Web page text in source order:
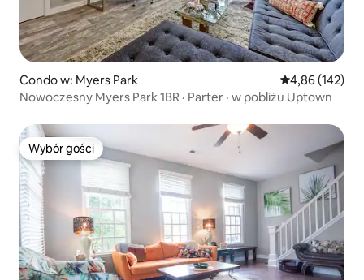
Condo w: Myers Park Średnia
4,86 (142)
Nowoczesny Myers Park 1BR · Parter · w pobliżu Uptown
Wybór gości
Wybór gości